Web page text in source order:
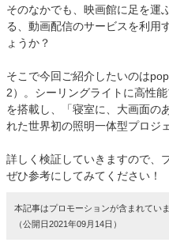
そのなかでも、映画館に足を運
る、動画配信のサービスを利用
ょうか？
そこで今回ご紹介したいのは
2）。シーリングライトに高性
を搭載し、「寝室に、大画面の
れた世界初の照明一体型プロジ
詳しく検証していきますので、
ぜひ参考にしてみてください！
本記事はプロモーションが含まれてい
（公開日2021年09月14日）